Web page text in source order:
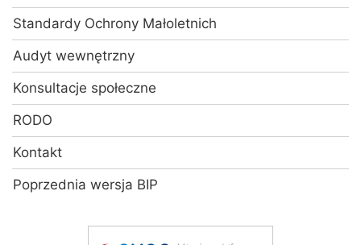
Standardy Ochrony Małoletnich
Audyt wewnętrzny
Konsultacje społeczne
RODO
Kontakt
Poprzednia wersja BIP